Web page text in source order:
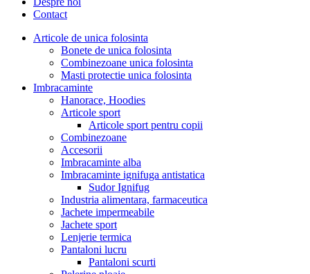
Contact
Articole de unica folosinta
Bonete de unica folosinta
Combinezoane unica folosinta
Masti protectie unica folosinta
Imbracaminte
Hanorace, Hoodies
Articole sport
Articole sport pentru copii
Combinezoane
Accesorii
Imbracaminte alba
Imbracaminte ignifuga antistatica
Sudor Ignifug
Industria alimentara, farmaceutica
Jachete impermeabile
Jachete sport
Lenjerie termica
Pantaloni lucru
Pantaloni scurti